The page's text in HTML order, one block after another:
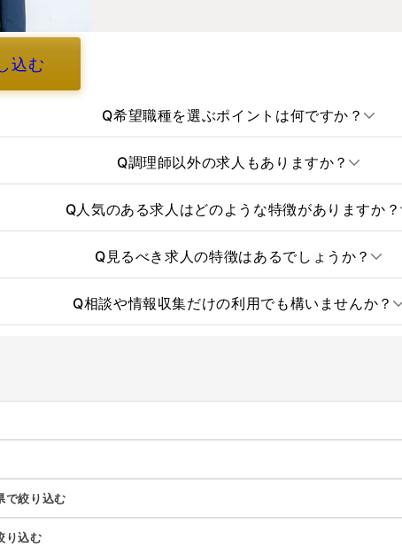
込む
Q希望職種を選ぶポイントは何ですか？
Q調理師以外の求人もありますか？
Q人気のある求人はどのような特徴がありますか？
Q 見るべき求人の特徴はあるでしょうか？
Q相談や情報収集だけの利用でも構いませんか？
で絞り込む
り込む